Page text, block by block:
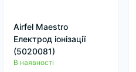
Airfel Maestro
Електрод іонізації
(5020081)
В наявності